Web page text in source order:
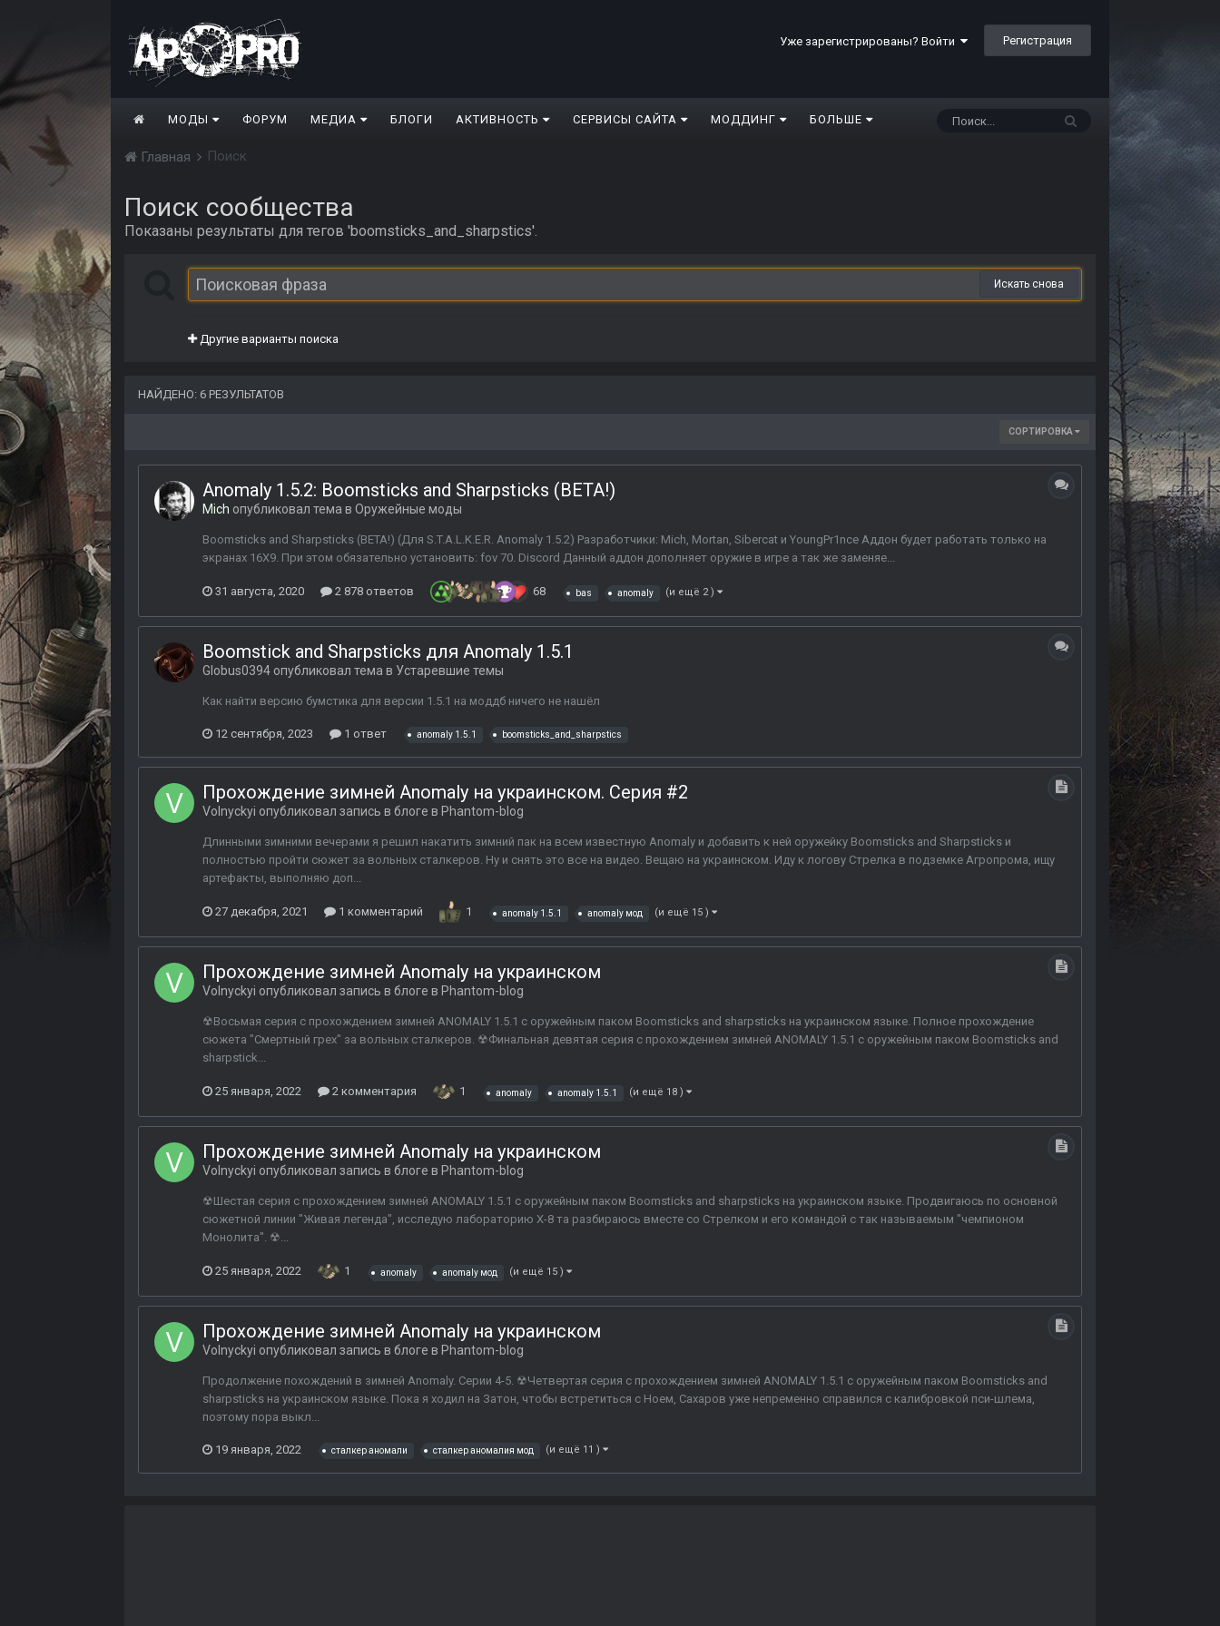
Уже зарегистрированы? Войти Регистрация
МОДЫ ФОРУМ МЕДИА БЛОГИ АКТИВНОСТЬ СЕРВИСЫ САЙТА МОДДИНГ БОЛЬШЕ
Главная Поиск
Поиск сообщества
Показаны результаты для тегов 'boomsticks_and_sharpstics'.
Искать снова
Другие варианты поиска
НАЙДЕНО: 6 РЕЗУЛЬТАТОВ
СОРТИРОВКА
Anomaly 1.5.2: Boomsticks and Sharpsticks (BETA!)
Mich опубликовал тема в Оружейные моды
Boomsticks and Sharpsticks (BETA!) (Для S.T.A.L.K.E.R. Anomaly 1.5.2) Разработчики: Mich, Mortan, Sibercat и YoungPr1nce Аддон будет работать только на
экранах 16X9. При этом обязательно установить: fov 70. Discord Данный аддон дополняет оружие в игре а так же заменяе...
31 августа, 2020 2 878 ответов 68 bas anomaly (и ещё 2 )
Boomstick and Sharpsticks для Anomaly 1.5.1
Globus0394 опубликовал тема в Устаревшие темы
Как найти версию бумстика для версии 1.5.1 на моддб ничего не нашёл
12 сентября, 2023 1 ответ anomaly 1.5.1 boomsticks_and_sharpstics
Прохождение зимней Anomaly на украинском. Серия #2
Volnyckyi опубликовал запись в блоге в Phantom-blog
Длинными зимними вечерами я решил накатить зимний пак на всем известную Anomaly и добавить к ней оружейку Boomsticks and Sharpsticks и
полностью пройти сюжет за вольных сталкеров. Ну и снять это все на видео. Вещаю на украинском. Иду к логову Стрелка в подземке Агропрома, ищу
артефакты, выполняю доп...
27 декабря, 2021 1 комментарий 1 anomaly 1.5.1 anomaly мод (и ещё 15 )
Прохождение зимней Anomaly на украинском
Volnyckyi опубликовал запись в блоге в Phantom-blog
☢Восьмая серия с прохождением зимней ANOMALY 1.5.1 с оружейным паком Boomsticks and sharpsticks на украинском языке. Полное прохождение
сюжета "Смертный грех" за вольных сталкеров. ☢Финальная девятая серия с прохождением зимней ANOMALY 1.5.1 с оружейным паком Boomsticks and
sharpstick...
25 января, 2022 2 комментария 1 anomaly anomaly 1.5.1 (и ещё 18 )
Прохождение зимней Anomaly на украинском
Volnyckyi опубликовал запись в блоге в Phantom-blog
☢Шестая серия с прохождением зимней ANOMALY 1.5.1 с оружейным паком Boomsticks and sharpsticks на украинском языке. Продвигаюсь по основной
сюжетной линии "Живая легенда", исследую лабораторию Х-8 та разбираюсь вместе со Стрелком и его командой с так называемым "чемпионом
Монолита". ☢...
25 января, 2022 1 anomaly anomaly мод (и ещё 15 )
Прохождение зимней Anomaly на украинском
Volnyckyi опубликовал запись в блоге в Phantom-blog
Продолжение похождений в зимней Anomaly. Серии 4-5. ☢Четвертая серия с прохождением зимней ANOMALY 1.5.1 с оружейным паком Boomsticks and
sharpsticks на украинском языке. Пока я ходил на Затон, чтобы встретиться с Ноем, Сахаров уже непременно справился с калибровкой пси-шлема,
поэтому пора выкл...
19 января, 2022 сталкер аномали сталкер аномалия мод (и ещё 11 )